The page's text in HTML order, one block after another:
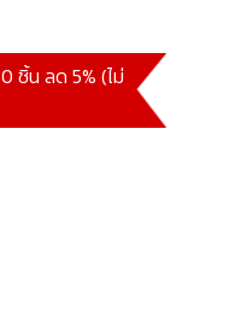
ชิ้น ลด 5% (ไม่